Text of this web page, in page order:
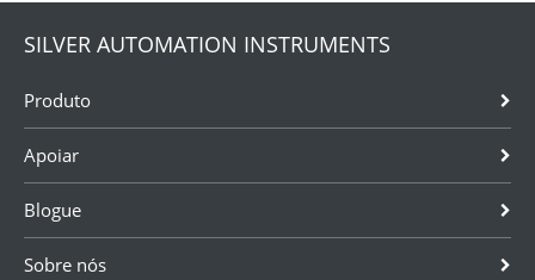
SILVER AUTOMATION INSTRUMENTS
Produto
Apoiar
Blogue
Sobre nós